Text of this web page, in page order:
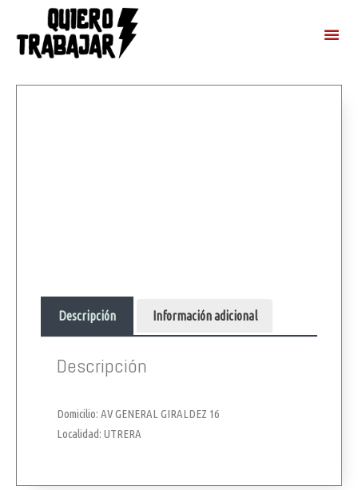
Descripción Información adicional
Descripción
Domicilio: AV GENERAL GIRALDEZ 16
Localidad: UTRERA